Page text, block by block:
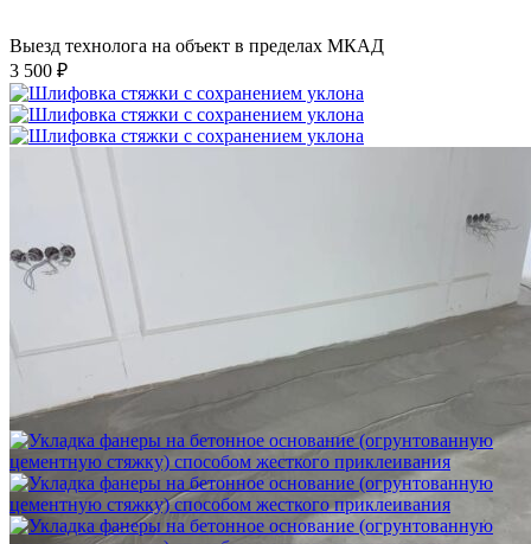
Выезд технолога на объект в пределах МКАД
3 500 ₽
Шлифовка стяжки с сохранением уклона
1 500 ₽